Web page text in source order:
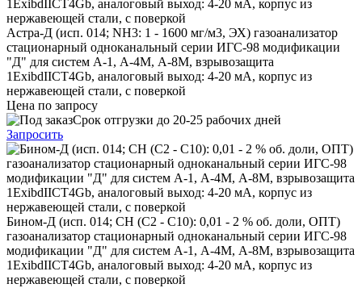
Астра-Д (исп. 014; NН3: 1 - 1600 мг/м3, ЭХ) газоанализатор
стационарный одноканальный серии ИГС-98 модификации
"Д" для систем А-1, А-4М, А-8М, взрывозащита
1ExibdIICT4Gb, аналоговый выход: 4-20 мА, корпус из
нержавеющей стали, с поверкой
Цена по запросу
Срок отгрузки до 20-25 рабочих дней
Запросить
Бином-Д (исп. 014; CH (C2 - C10): 0,01 - 2 % об. доли, ОПТ)
газоанализатор стационарный одноканальный серии ИГС-98
модификации "Д" для систем А-1, А-4М, А-8М, взрывозащита
1ExibdIICT4Gb, аналоговый выход: 4-20 мА, корпус из
нержавеющей стали, с поверкой